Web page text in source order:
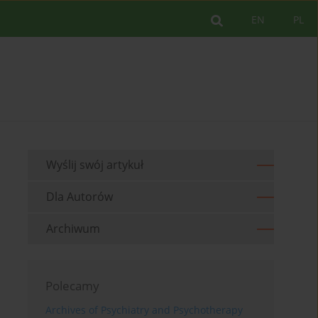
PL
EN
Wyślij swój artykuł
Dla Autorów
Archiwum
Polecamy
Archives of Psychiatry and Psychotherapy